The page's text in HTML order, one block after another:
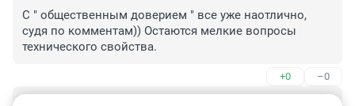
С " общественным доверием " все уже наотлично,
судя по комментам)) Остаются мелкие вопросы
технического свойства.
+0 –0